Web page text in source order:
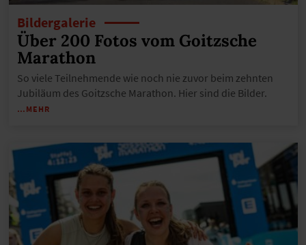
Bildergalerie
Über 200 Fotos vom Goitzsche
Marathon
So viele Teilnehmende wie noch nie zuvor beim zehnten
Jubiläum des Goitzsche Marathon. Hier sind die Bilder.
…MEHR